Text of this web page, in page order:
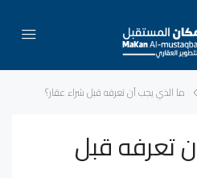
ما الذي يجب أن تعرفه قبل شراء عقار؟
تعرفه قبل